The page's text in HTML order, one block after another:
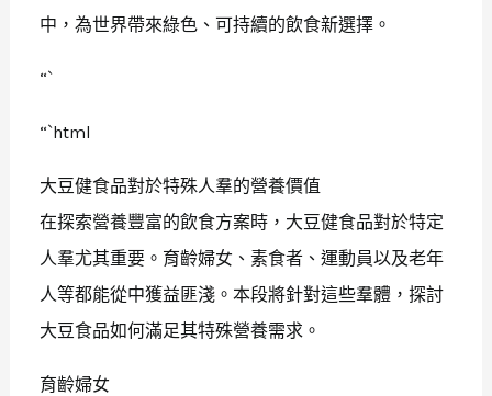
中，為世界帶來綠色、可持續的飲食新選擇。
“`
“`html
大豆健食品對於特殊人羣的營養價值
在探索營養豐富的飲食方案時，大豆健食品對於特定
人羣尤其重要。育齡婦女、素食者、運動員以及老年
人等都能從中獲益匪淺。本段將針對這些羣體，探討
大豆食品如何滿足其特殊營養需求。
育齡婦女